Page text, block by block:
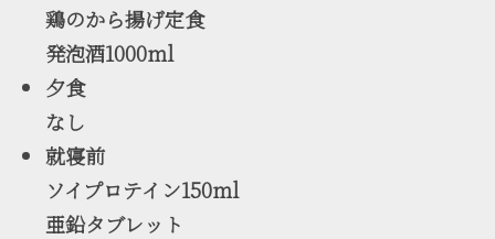
鶏のから揚げ定食
発泡酒1000ml
夕食
なし
就寝前
ソイプロテイン150ml
亜鉛タブレット